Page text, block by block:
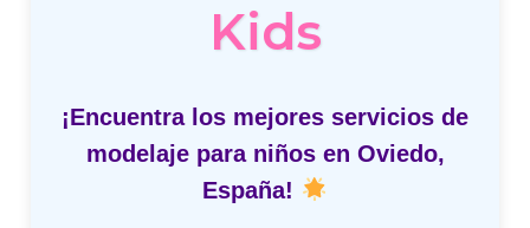
Kids
¡Encuentra los mejores servicios de
modelaje para niños en Oviedo,
España!